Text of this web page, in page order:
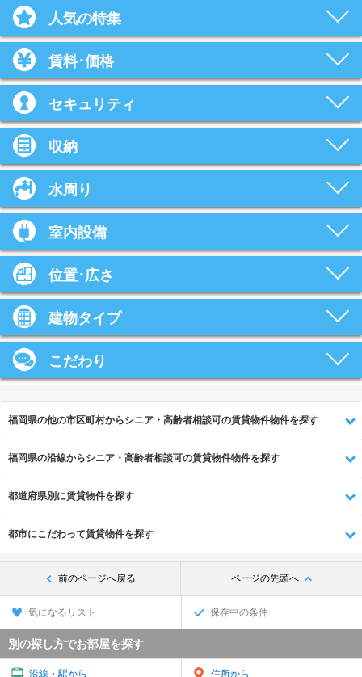
人気の特集
賃料･価格
セキュリティ
収納
水周り
室内設備
位置･広さ
建物タイプ
こだわり
福岡県の他の市区町村からシニア・高齢者相談可の賃貸物件物件を探す
福岡県の沿線からシニア・高齢者相談可の賃貸物件物件を探す
都道府県別に賃貸物件を探す
都市にこだわって賃貸物件を探す
前のページへ戻る ページの先頭へ
気になるリスト 保存中の条件
別の探し方でお部屋を探す
沿線・駅から 住所から